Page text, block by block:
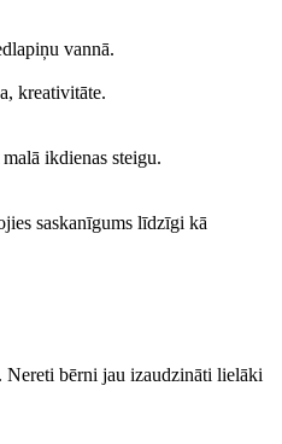
vannā.
kreativitāte.
ikdienas steigu.
saskanīgums līdzīgi kā
Nereti bērni jau izaudzināti lielāki